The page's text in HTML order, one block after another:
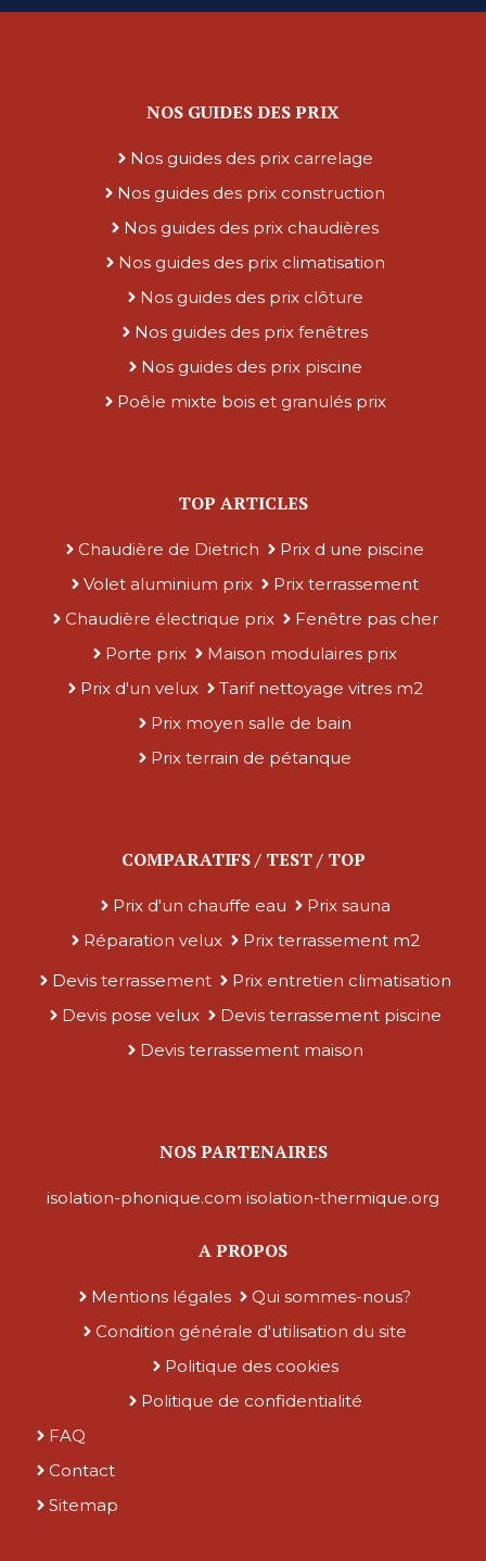
NOS GUIDES DES PRIX
Nos guides des prix carrelage
Nos guides des prix construction
Nos guides des prix chaudières
Nos guides des prix climatisation
Nos guides des prix clôture
Nos guides des prix fenêtres
Nos guides des prix piscine
Poêle mixte bois et granulés prix
TOP ARTICLES
Chaudière de Dietrich
Prix d une piscine
Volet aluminium prix
Prix terrassement
Chaudière électrique prix
Fenêtre pas cher
Porte prix
Maison modulaires prix
Prix d'un velux
Tarif nettoyage vitres m2
Prix moyen salle de bain
Prix terrain de pétanque
COMPARATIFS / TEST / TOP
Prix d'un chauffe eau
Prix sauna
Réparation velux
Prix terrassement m2
Devis terrassement
Prix entretien climatisation
Devis pose velux
Devis terrassement piscine
Devis terrassement maison
NOS PARTENAIRES
isolation-phonique.com isolation-thermique.org
A PROPOS
Mentions légales
Qui sommes-nous?
Condition générale d'utilisation du site
Politique des cookies
Politique de confidentialité
FAQ
Contact
Sitemap